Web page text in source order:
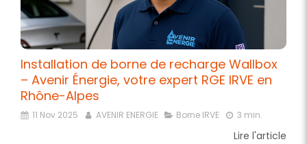
Installation de borne de recharge Wallbox
– Avenir Énergie, votre expert RGE IRVE en
Rhône-Alpes
11 Nov 2025 AVENIR ENERGIE Borne IRVE 3 min.
Lire l'article